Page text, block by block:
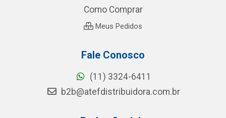
Como Comprar
Meus Pedidos
Fale Conosco
(11) 3324-6411
b2b@atefdistribuidora.com.br